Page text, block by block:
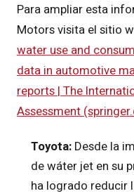
Para ampliar esta
Motors visita el sitio
water use and
data in automotive
reports | The
Assessment
Toyota: Desde la
de wáter jet en su
ha logrado reducir